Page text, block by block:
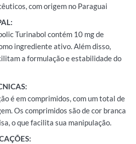
com origem no Paraguai
Turinabol contém 10 mg de
ingrediente ativo. Além disso,
a formulação e estabilidade do
é em comprimidos, com um total de
Os comprimidos são de cor branca
o que facilita sua manipulação.